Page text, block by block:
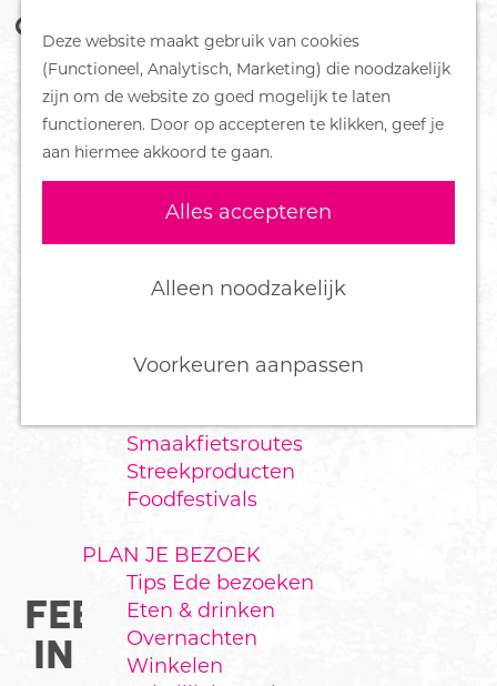
Deze website maakt gebruik van cookies
(Functioneel, Analytisch, Marketing) die noodzakelijk
zijn om de website zo goed mogelijk te laten
functioneren. Door op accepteren te klikken, geef je
aan hiermee akkoord te gaan.
Alles accepteren
Alleen noodzakelijk
Voorkeuren aanpassen
a
o
e
k
e
n
M
e
n
u
DORPEN
Bennekom
De Klomp
Deelen
Ederveen
Harskamp
Hoenderloo
Wekerom
Smaakfietsroutes
Streekproducten
Foodfestivals
PLAN JE BEZOEK
Tips Ede bezoeken
Eten & drinken
Overnachten
Winkelen
FEBRUARI 1942: BRAND
IN HET GEMEENTEHUIS